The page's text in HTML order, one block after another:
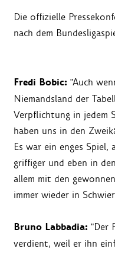
Die offizielle
nach dem
Fredi Bobic: "Auch
Niemandsland der
Verpflichtung in jedem
haben uns in den
Es war ein enges Spiel,
griffiger und eben in
allem mit den
immer wieder in
Bruno Labbadia: "Der
verdient, weil er ihn